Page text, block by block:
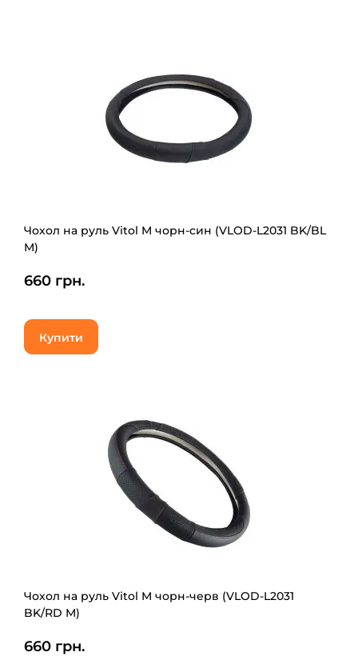
Чохол на руль Vitol M чорн-син (VLOD-L2031 BK/BL
M)
660 грн.
Купити
Чохол на руль Vitol M чорн-черв (VLOD-L2031
BK/RD M)
660 грн.